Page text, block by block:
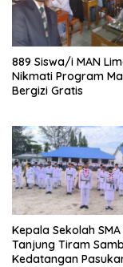
889 Siswa/i MAN
Nikmati Program
Bergizi Gratis
Kepala Sekolah
Tanjung Tiram
Kedatangan